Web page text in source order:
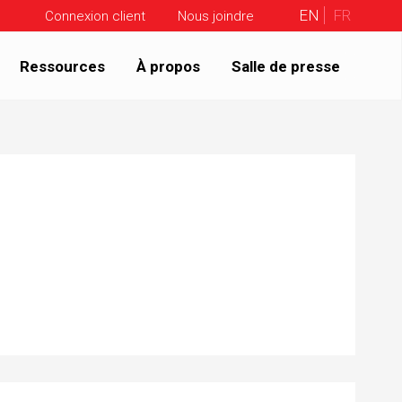
Connexion client Nous joindre EN FR
Ressources À propos Salle de presse